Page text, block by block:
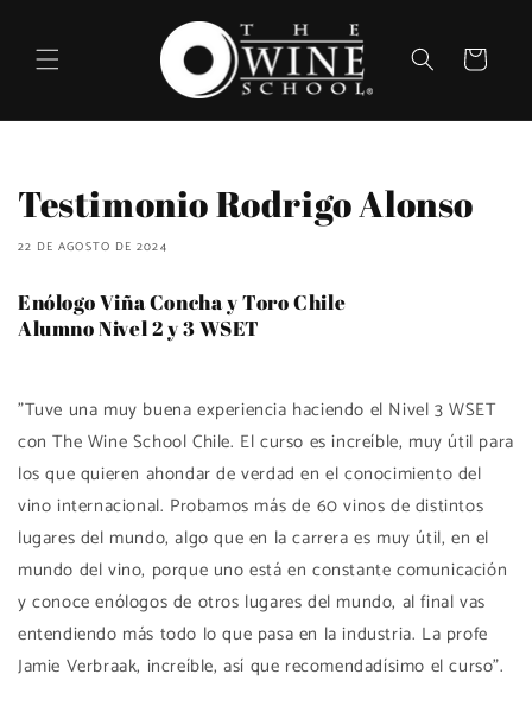
al contenido Carrito
Testimonio Rodrigo Alonso
22 DE AGOSTO DE 2024
Enólogo Viña Concha y Toro Chile
Alumno Nivel 2 y 3 WSET
"Tuve una muy buena experiencia haciendo el Nivel 3 WSET
con The Wine School Chile. El curso es increíble, muy útil para
los que quieren ahondar de verdad en el conocimiento del
vino internacional. Probamos más de 60 vinos de distintos
lugares del mundo, algo que en la carrera es muy útil, en el
mundo del vino, porque uno está en constante comunicación
y conoce enólogos de otros lugares del mundo, al final vas
entendiendo más todo lo que pasa en la industria. La profe
Jamie Verbraak, increíble, así que recomendadísimo el curso".